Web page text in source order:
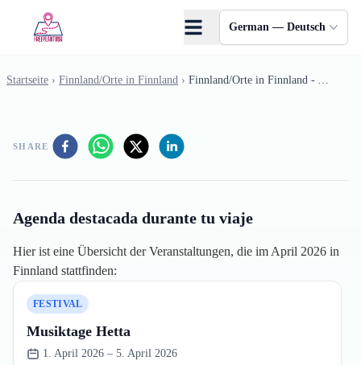
German — Deutsch
Startseite › Finnland/Orte in Finnland › Finnland/Orte in Finnland - April
SHARE
Agenda destacada durante tu viaje
Hier ist eine Übersicht der Veranstaltungen, die im April 2026 in
Finnland stattfinden:
FESTIVAL
Musiktage Hetta
1. April 2026 – 5. April 2026